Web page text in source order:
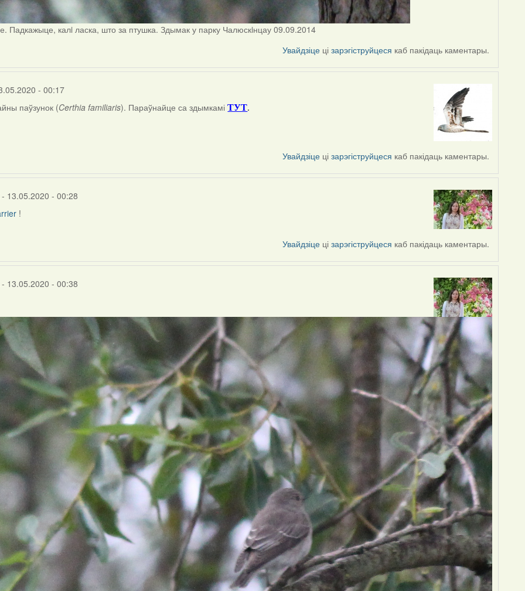
Падкажыце, калi ласка, што за птушка. Здымак у парку Чалюскiнцау 09.09.2014
Увайдзіце цізарэгіструйцеся каб пакідаць каментары.
- 00:17
паўзунок (Certhia familiaris). Параўнайце са здымкаміТУТ.
Увайдзіце цізарэгіструйцеся каб пакідаць каментары.
- 13.05.2020 - 00:28
!
Увайдзіце цізарэгіструйцеся каб пакідаць каментары.
- 13.05.2020 - 00:38